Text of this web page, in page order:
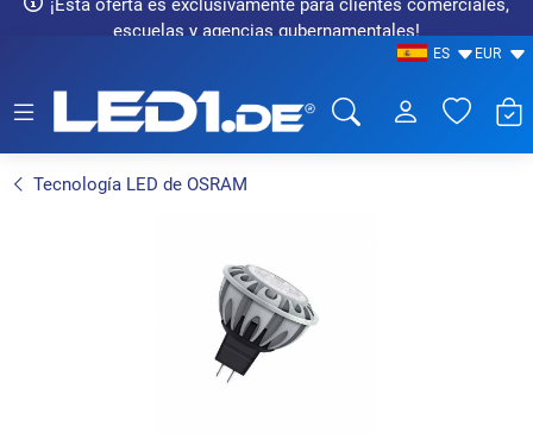
¡Esta oferta es exclusivamente para clientes comerciales,
escuelas y agencias gubernamentales!
ES EUR
Tecnología LED de OSRAM